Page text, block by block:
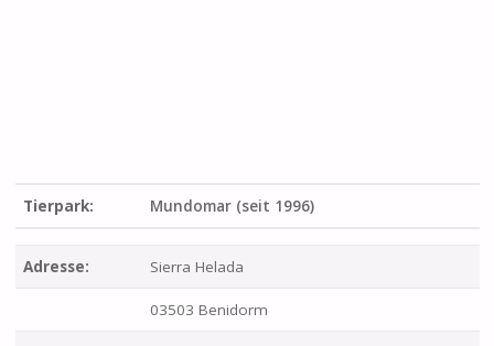
Tierpark: Mundomar (seit 1996)
Adresse: Sierra Helada
03503 Benidorm